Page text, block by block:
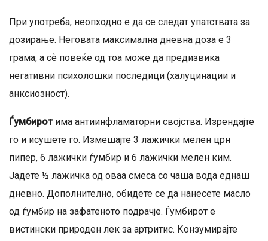
При употреба, неопходно е да се следат упатствата за
дозирање. Неговата максимална дневна доза е 3
грама, а сѐ повеќе од тоа може да предизвика
негативни психолошки последици (халуцинации и
анксиозност).
Ѓумбиротима антиинфламаторни својства. Изрендајте
го и исушете го. Измешајте 3 лажички мелен црн
пипер, 6 лажички ѓумбир и 6 лажички мелен ким.
Јадете ½ лажичка од оваа смеса со чаша вода еднаш
дневно. Дополнително, обидете се да нанесете масло
од ѓумбир на зафатеното подрачје. Ѓумбирот е
вистински природен лек за артритис. Конзумирајте